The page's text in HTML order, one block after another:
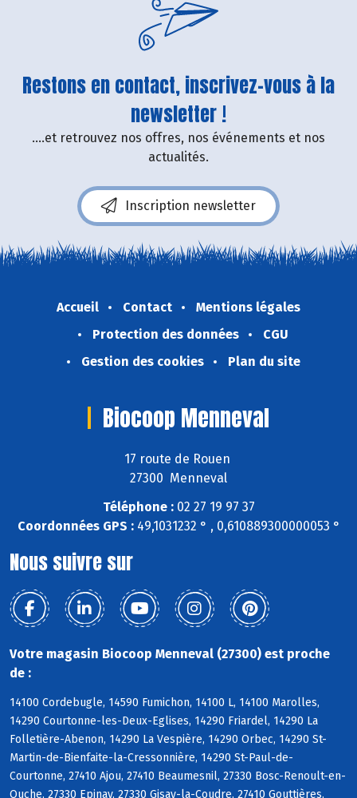
Restons en contact, inscrivez-vous à la
newsletter !
....et retrouvez nos offres, nos événements et nos
actualités.
Inscription newsletter
Accueil Contact
Mentions légales
Protection des données
CGU
Gestion des cookies
Plan du site
Biocoop Menneval
17 route de Rouen
27300 Menneval
Téléphone :02 27 19 97 37
Coordonnées GPS :49,1031232 ° , 0,610889300000053 °
Nous suivre sur
Votre magasin Biocoop Menneval (27300) est proche
de :
14100 Cordebugle, 14590 Fumichon, 14100 L, 14100 Marolles,
14290 Courtonne-les-Deux-Eglises, 14290 Friardel, 14290 La
Folletière-Abenon, 14290 La Vespière, 14290 Orbec, 14290 St-
Martin-de-Bienfaite-la-Cressonnière, 14290 St-Paul-de-
Courtonne, 27410 Ajou, 27410 Beaumesnil, 27330 Bosc-Renoult-en-
Ouche, 27330 Epinay, 27330 Gisay-la-Coudre, 27410 Gouttières,